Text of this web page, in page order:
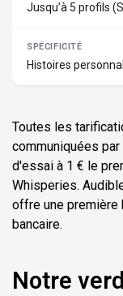
Jusqu’à 5 profils
Histoires
Toutes les
communiquées
d'essai à 1 € le
Whisperies.
offre une
bancaire.
Notre